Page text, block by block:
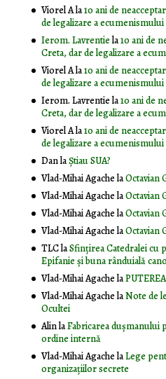
Viorel Ala10 ani de
de legalizare a ecumenismului
Ierom. Lavrentiela10 ani de
Creta, dar de legalizare a
Viorel Ala10 ani de
de legalizare a ecumenismului
Ierom. Lavrentiela10 ani de
Creta, dar de legalizare a
Viorel Ala10 ani de
de legalizare a ecumenismului
DanlaȘtiau SUA?
Vlad-Mihai AgachelaOctavian
Vlad-Mihai AgachelaOctavian
Vlad-Mihai AgachelaOctavian
Vlad-Mihai AgachelaOctavian
TLClaSfințirea Catedralei cu
Epifanie și buna rânduială
Vlad-Mihai Agachela
Vlad-Mihai AgachelaNote de
Ocultei
AlinlaFabricarea dușmanului
ordine internă
Vlad-Mihai AgachelaLege
organizaţiilor secrete